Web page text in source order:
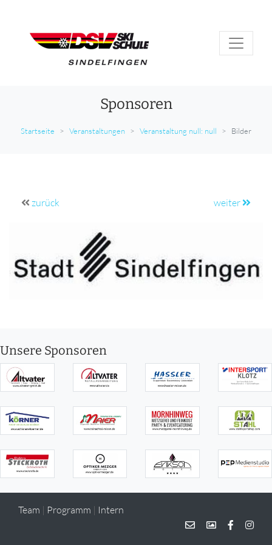
Sponsoren
Startseite Veranstaltungen Veranstaltung null: null Bilder
zurück weiter
Unsere Sponsoren
Team | Programm | Intern